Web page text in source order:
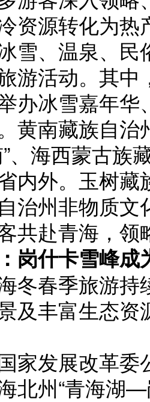
源转化为热
雪、温泉、
游活动。其
办冰雪嘉年华
黄南藏族自
、海西蒙古族
内外。玉树藏
治州非物质
共赴青海，领
岗什卡雪峰成
春季旅游持
及丰富生态
发展改革委
北州“青海湖